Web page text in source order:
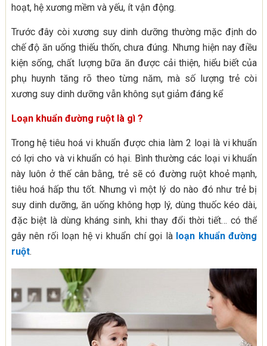
hoạt, hệ xương mềm và yếu, ít vận động.
Trước đây còi xương suy dinh dưỡng thường mặc định do
chế độ ăn uống thiếu thốn, chưa đúng. Nhưng hiện nay điều
kiện sống, chất lượng bữa ăn được cải thiện, hiểu biết của
phụ huynh tăng rõ theo từng năm, mà số lượng trẻ còi
xương suy dinh dưỡng vẫn không sụt giảm đáng kể
Loạn khuẩn đường ruột là gì ?
Trong hệ tiêu hoá vi khuẩn được chia làm 2 loại là vi khuẩn
có lợi cho và vi khuẩn có hại. Bình thường các loại vi khuẩn
này luôn ở thế cân bằng, trẻ sẽ có đường ruột khoẻ mạnh,
tiêu hoá hấp thu tốt. Nhưng vì một lý do nào đó như trẻ bị
suy dinh dưỡng, ăn uống không hợp lý, dùng thuốc kéo dài,
đặc biệt là dùng kháng sinh, khi thay đổi thời tiết… có thể
gây nên rối loạn hệ vi khuẩn chí gọi là loạn khuẩn đường
ruột.